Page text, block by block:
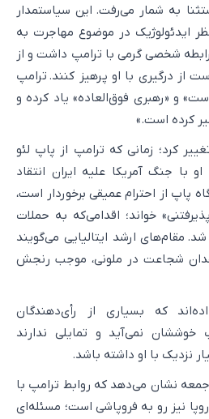
به شمار می‌رفت. این سیاستمدار
ایدئولوژیک در موضوع مهاجرت به
شخصی گرمی با ترامپ داشت و از
از درگیری با او پرهیز کنند. ترامپ
و «رهبری فوق‌العاده» یاد کرده و
کرده است.»
کرد؛ زمانی که ترامپ از پاپ لئو
با جنگ آمریکا علیه ایران انتقاد
پاپ از احترام عمیقی برخوردار است،
خواند؛ اقدامی‌که به حملات
مقام‌های ارشد ایتالیایی می‌گویند
شجاعت در ملونی، موجب رنجش
که بسیاری از رأی‌دهندگان
خوششان نمی‌آید و تمایلی ندارند
نزدیک با او داشته باشد.
نشان می‌دهد که روابط ترامپ با
نیز رو به فروپاشی است؛ مسئله‌ای